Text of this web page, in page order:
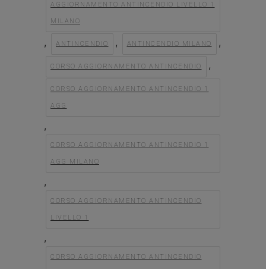
AGGIORNAMENTO ANTINCENDIO LIVELLO 1
MILANO
, ANTINCENDIO , ANTINCENDIO MILANO ,
CORSO AGGIORNAMENTO ANTINCENDIO ,
CORSO AGGIORNAMENTO ANTINCENDIO 1
AGG
,
CORSO AGGIORNAMENTO ANTINCENDIO 1
AGG MILANO
,
CORSO AGGIORNAMENTO ANTINCENDIO
LIVELLO 1
,
CORSO AGGIORNAMENTO ANTINCENDIO